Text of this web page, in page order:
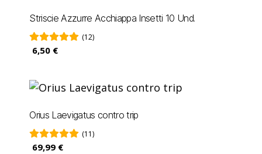
Striscie Azzurre Acchiappa Insetti 10 Und.
(12)
6,50 €
Orius Laevigatus contro trip
(11)
69,99 €